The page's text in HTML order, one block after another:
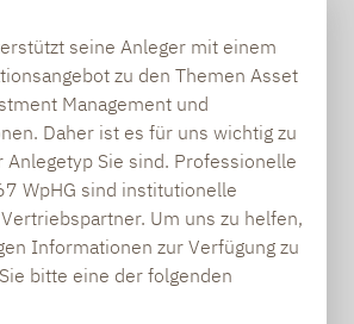
seine Anleger mit einem
zu den Themen Asset
Management und
Daher ist es für uns wichtig zu
Sie sind. Professionelle
WpHG sind institutionelle
Um uns zu helfen,
Informationen zur Verfügung zu
bitte eine der folgenden
Strategien grundsätzlich
warum wählen dann
aktive Manager?
(2 MB)